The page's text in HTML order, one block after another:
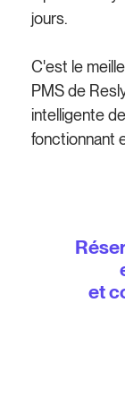
jours.
C'est le
PMS de
intelligente
fonctionnant
et